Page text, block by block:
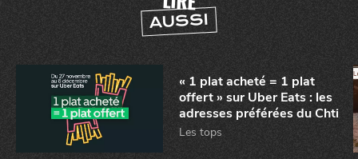
AUSSI
« 1 plat acheté = 1 plat
offert » sur Uber Eats : les
adresses préférées du Chti
Les tops